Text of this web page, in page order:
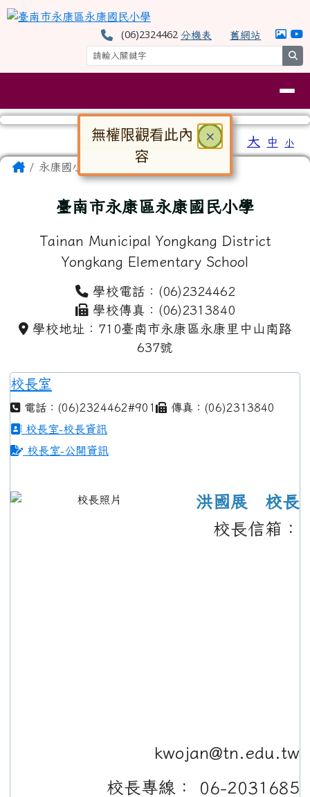
跳至主內容區
臺南市永康區永康國民小學
(06)2324462分機表 舊網站
⏸
大 中 小
主內容區域
Home永康國小
臺南市永康區永康國民小學
Tainan Municipal Yongkang District
Yongkang Elementary School
學校電話：(06)2324462
學校傳真：(06)2313840
學校地址：710臺南市永康區永康里中山南路
637號
校長室
電話：(06)2324462#901
傳真：(06)2313840
校長室-校長資訊
校長室-公開資訊
洪國展 校長
校長信箱：
kwojan@tn.edu.tw
校長專線： 06-2031685
頁尾區域
× 關閉
無權限觀看此內
容
對話框已開啟。請使用 Tab 鍵在